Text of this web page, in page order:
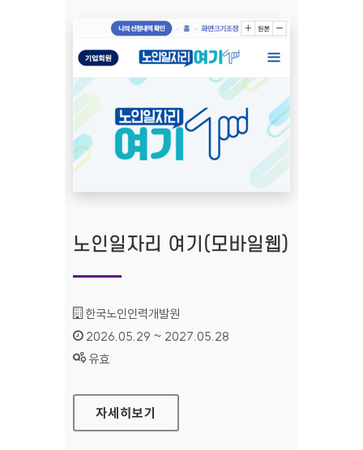
노인일자리 여기(모바일웹)
기관명 :
한국노인인력개발원
인증기간 :
2026.05.29 ~ 2027.05.28
상태 :
유효
노인일자리 여기(모바일웹)
자세히보기